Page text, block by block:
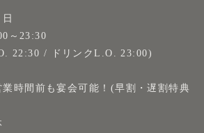
～23:30
22:30 / ドリンクL.O. 23:00)
時間前も宴会可能！(早割・遅割特典